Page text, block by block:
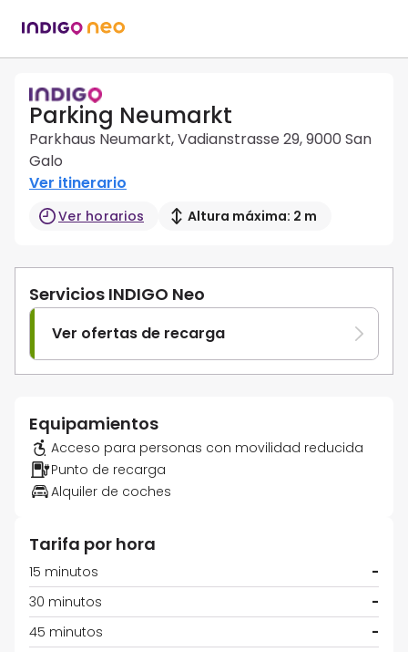
Parking Neumarkt
Parkhaus Neumarkt, Vadianstrasse 29, 9000 San
Galo
Ver itinerario
Ver horarios Altura máxima: 2 m
Servicios INDIGO Neo
Ver ofertas de recarga
Equipamientos
Acceso para personas con movilidad reducida
Punto de recarga
Alquiler de coches
Tarifa por hora
15 minutos
-
30 minutos
-
45 minutos
-